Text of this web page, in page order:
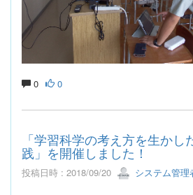
0 0
「学習科学の考え方を生かし
践」を開催しました！
投稿日時 : 2018/09/20 システム管理